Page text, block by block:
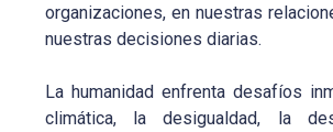
organizaciones, en nuestras
nuestras decisiones diarias.
La humanidad enfrenta desafíos
climática, la desigualdad, la